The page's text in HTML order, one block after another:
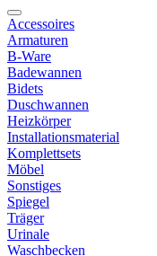
Accessoires
Armaturen
B-Ware
Badewannen
Bidets
Duschwannen
Heizkörper
Installationsmaterial
Komplettsets
Möbel
Sonstiges
Spiegel
Träger
Urinale
Waschbecken